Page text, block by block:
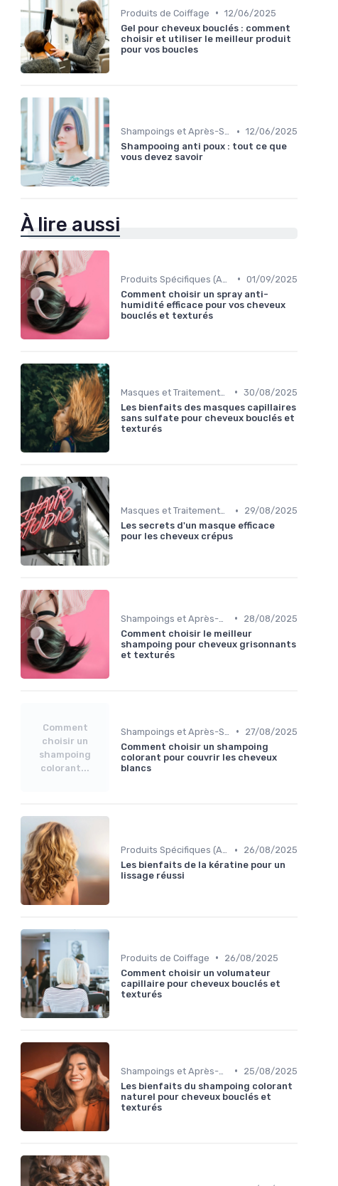
Produits de Coiffage • 12/06/2025
Gel pour cheveux bouclés : comment
choisir et utiliser le meilleur produit
pour vos boucles
Shampoings et Après-Shampoings • 12/06/2025
Shampooing anti poux : tout ce que
vous devez savoir
À lire aussi
• 01/09/2025
Comment choisir un spray anti-
humidité efficace pour vos cheveux
bouclés et texturés
• 30/08/2025
Les bienfaits des masques capillaires
sans sulfate pour cheveux bouclés et
texturés
Masques et Traitements en Profondeur •
29/08/2025
Les secrets d'un masque efficace
pour les cheveux crépus
•
28/08/2025
Comment choisir le meilleur
shampoing pour cheveux grisonnants
et texturés
Comment
choisir un
shampoing
colorant...
•
27/08/2025
Comment choisir un shampoing
colorant pour couvrir les cheveux
blancs
Produits Spécifiques (Anti-Frisottis, Hydratants) •
26/08/2025
Les bienfaits de la kératine pour un
lissage réussi
Produits de Coiffage •
26/08/2025
Comment choisir un volumateur
capillaire pour cheveux bouclés et
texturés
•
25/08/2025
Les bienfaits du shampoing colorant
naturel pour cheveux bouclés et
texturés